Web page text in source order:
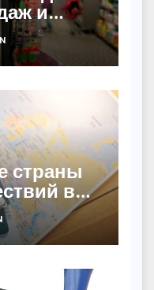
и
страны
в
за